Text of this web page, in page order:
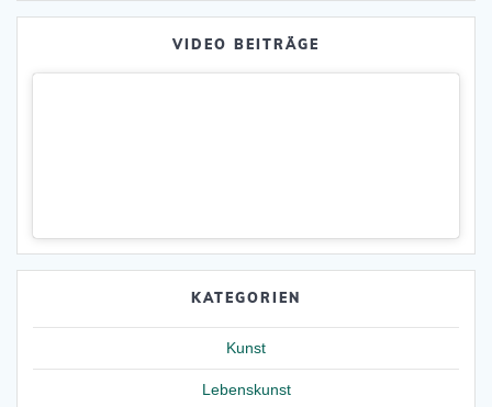
VIDEO BEITRÄGE
KATEGORIEN
Kunst
Lebenskunst